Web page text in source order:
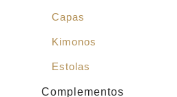
Capas
Kimonos
Estolas
Complementos